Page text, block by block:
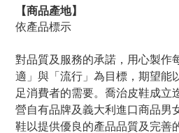
【商品產地】
依產品標示
對品質及服務的承諾，用心製作
適」與「流行」為目標，期望能
足消費者的需要。喬治皮鞋成立
營自有品牌及義大利進口商品男
鞋以提供優良的產品品質及完善